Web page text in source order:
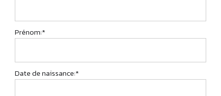
Prénom:*
Date de naissance:*